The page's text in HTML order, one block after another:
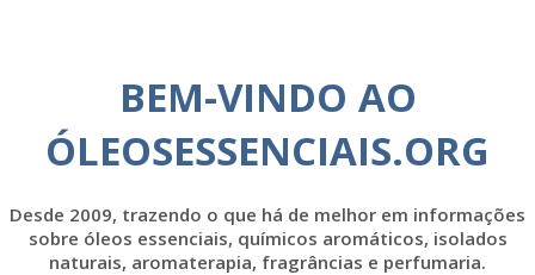
BEM-VINDO AO
ÓLEOSESSENCIAIS.ORG
Desde 2009, trazendo o que há de melhor em informações
sobre óleos essenciais, químicos aromáticos, isolados
naturais, aromaterapia, fragrâncias e perfumaria.